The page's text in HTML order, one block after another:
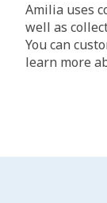
Amilia uses
well as
You can
learn more